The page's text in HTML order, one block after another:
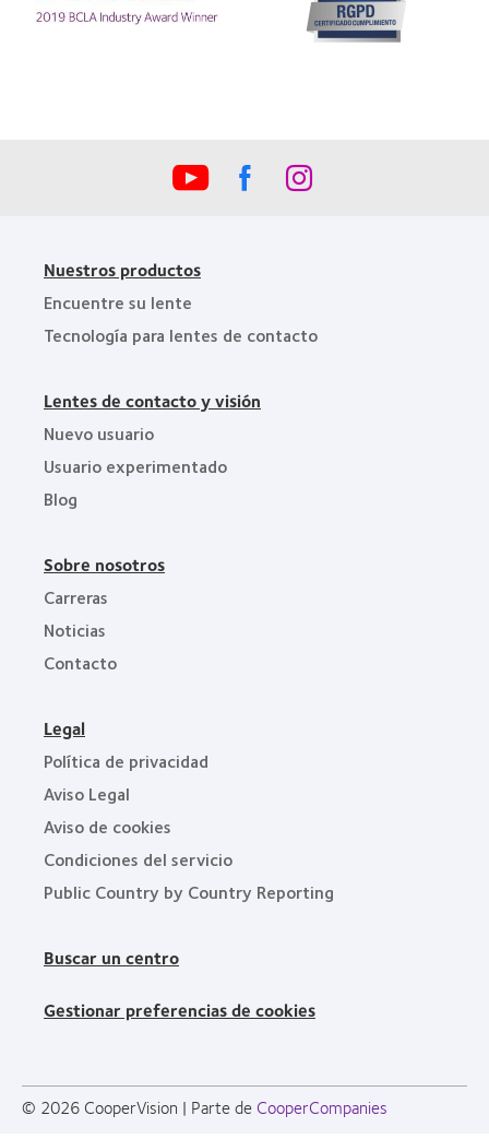
(ML (2012)
about
Nuestros productos
Encuentre su lente
Tecnología para lentes de contacto
Lentes de contacto y visión
Nuevo usuario
Usuario experimentado
Blog
Sobre nosotros
Carreras
Noticias
Contacto
Legal
Política de privacidad
Aviso Legal
Aviso de cookies
Condiciones del servicio
Public Country by Country Reporting
Buscar un centro
Gestionar preferencias de cookies
© 2026 CooperVision | Parte de CooperCompanies